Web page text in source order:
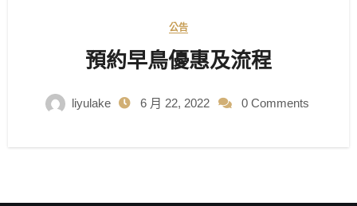
公告
預約早鳥優惠及流程
liyulake 6 月 22, 2022 0 Comments